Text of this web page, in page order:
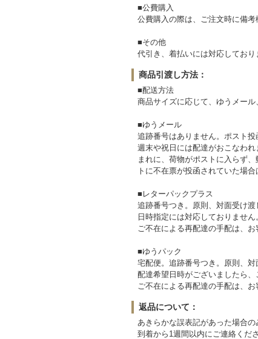
■公費購入
公費購入の際は、ご注文時に備考
■その他
代引き、着払いには対応しており
商品引渡し方法：
■配送方法
商品サイズに応じて、ゆうメー
■ゆうメール
追跡番号はありません。ポスト投
週末や祝日には配達がおこなわれ
まれに、荷物がポストに入らず
トに不在票が投函されていた場
■レターパックプラス
追跡番号つき。原則、対面受け渡
日時指定には対応しておりません
ご不在による再配達の手配は、
■ゆうパック
宅配便。追跡番号つき。原則、対
配達希望日時がございましたら
ご不在による再配達の手配は、
返品について：
あきらかな誤表記があった場合の
到着から1週間以内にご連絡くださ